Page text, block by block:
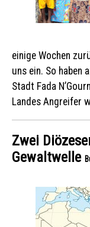
einige Wochen
uns ein. So haben
Stadt Fada
Landes Angreifer
Zwei
Gewaltwelle